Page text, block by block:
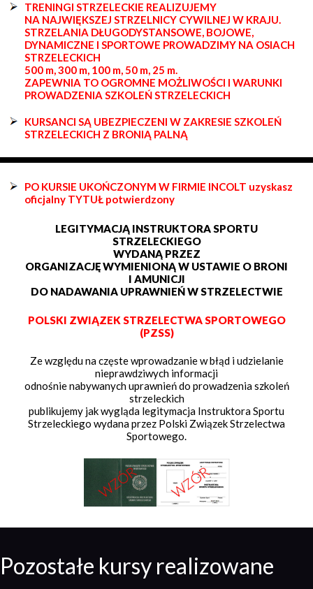
TRENINGI STRZELECKIE REALIZUJEMY
NA NAJWIĘKSZEJ STRZELNICY CYWILNEJ W KRAJU.
STRZELANIA DŁUGODYSTANSOWE, BOJOWE,
DYNAMICZNE I SPORTOWE PROWADZIMY NA OSIACH
STRZELECKICH
500 m, 300 m, 100 m, 50 m, 25 m.
ZAPEWNIA TO OGROMNE MOŻLIWOŚCI I WARUNKI
PROWADZENIA SZKOLEŃ STRZELECKICH
KURSANCI SĄ UBEZPIECZENI W ZAKRESIE SZKOLEŃ
STRZELECKICH Z BRONIĄ PALNĄ
PO KURSIE UKOŃCZONYM W FIRMIE INCOLT uzyskasz
oficjalny TYTUŁ potwierdzony
LEGITYMACJĄ INSTRUKTORA SPORTU
STRZELECKIEGO
WYDANĄ PRZEZ
ORGANIZACJĘ WYMIENIONĄ W USTAWIE O BRONI
I AMUNICJI
DO NADAWANIA UPRAWNIEŃ W STRZELECTWIE
POLSKI ZWIĄZEK STRZELECTWA SPORTOWEGO
(PZSS)
Ze względu na częste wprowadzanie w błąd i udzielanie
nieprawdziwych informacji
odnośnie nabywanych uprawnień do prowadzenia szkoleń
strzeleckich
publikujemy jak wygląda legitymacja Instruktora Sportu
Strzeleckiego wydana przez Polski Związek Strzelectwa
Sportowego.
Pozostałe kursy realizowane